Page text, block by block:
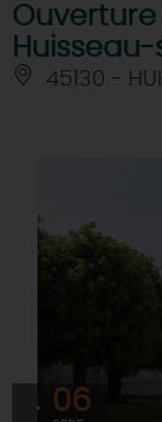
45130 -
06